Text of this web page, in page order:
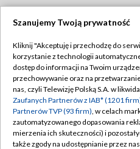
Abonament TVP
Emisja w TVP
Centrum informacji TVP
Naziemna Telewizja
Polityka
Moje
Szanujemy Twoją prywatność
Kliknij "Akceptuję i przechodzę do
korzystanie z technologii
dostęp do informacji na Twoim
przechowywanie oraz na
nas, czyli Telewizję Polską S.A. w
Zaufanych Partnerów z IAB* (1201
Partnerów TVP (93 firm), w celach
zautomatyzowanego dopasowania
mierzenia ich skuteczności) i
także zgody na udostępnianie przez